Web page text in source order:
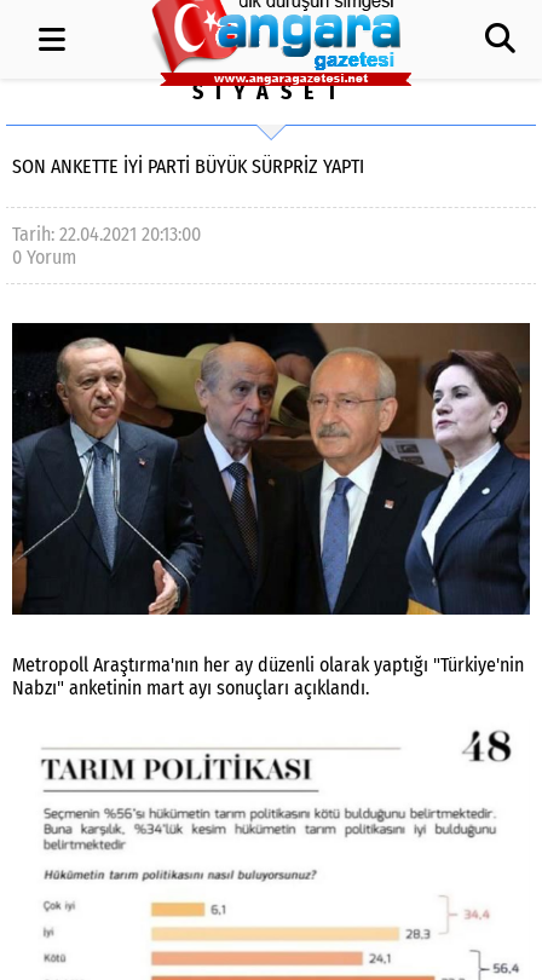
SİYASET
SON ANKETTE İYİ PARTI BÜYÜK SÜRPRIZ YAPTI
Tarih: 22.04.2021 20:13:00
0 Yorum
Metropoll Araştırma'nın her ay düzenli olarak yaptığı "Türkiye'nin
Nabzı" anketinin mart ayı sonuçları açıklandı.